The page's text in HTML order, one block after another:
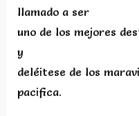
llamado a ser
uno de los mejores
y
deléitese de los
pacifica.